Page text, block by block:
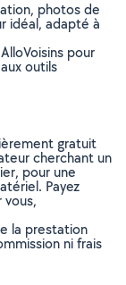
photos de
idéal, adapté à
pour
outils
gratuit
cherchant un
pour une
Payez
la prestation
ni frais